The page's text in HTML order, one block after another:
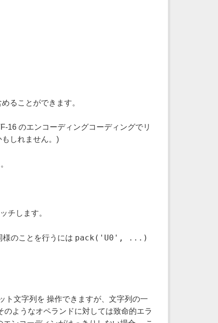
ることができます。
16 のエンコーディングコーディングでリ
しれません。)
チします。
のことを行うには pack('U0', ...)
ト文字列を 操作できますが、文字列の一
ようなオペランドに対しては致命的エラ